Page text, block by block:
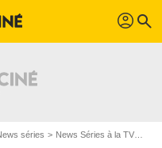
profil search
séries News Séries à la TV